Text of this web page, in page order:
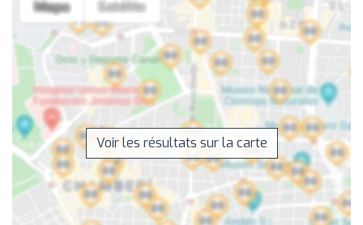
Voir les résultats sur la carte